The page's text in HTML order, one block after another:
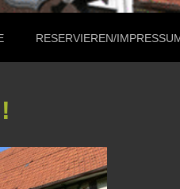
RESERVIEREN/